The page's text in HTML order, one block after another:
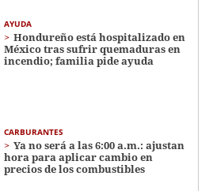
AYUDA
Hondureño está hospitalizado en
México tras sufrir quemaduras en
incendio; familia pide ayuda
CARBURANTES
Ya no será a las 6:00 a.m.: ajustan
hora para aplicar cambio en
precios de los combustibles